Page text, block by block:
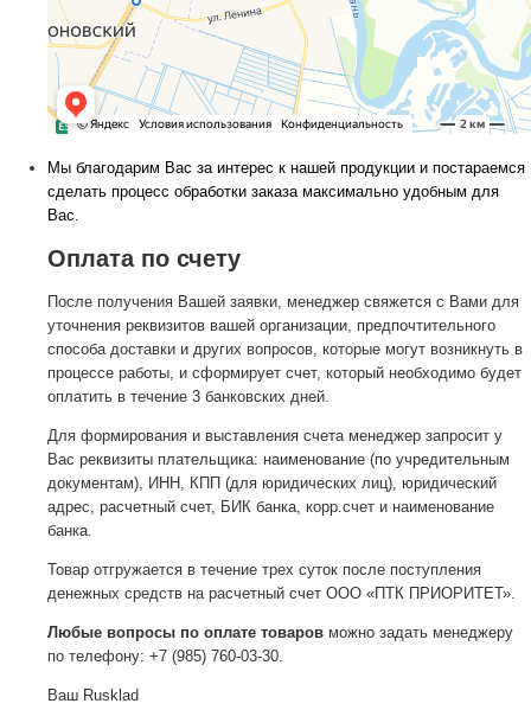
Мы благодарим Вас за интерес к нашей продукции и постараемся
сделать процесс обработки заказа максимально удобным для
Вас.
Оплата по счету
После получения Вашей заявки, менеджер свяжется с Вами для
уточнения реквизитов вашей организации, предпочтительного
способа доставки и других вопросов, которые могут возникнуть в
процессе работы, и сформирует счет, который необходимо будет
оплатить в течение 3 банковских дней.
Для формирования и выставления счета менеджер запросит у
Вас реквизиты плательщика: наименование (по учредительным
документам), ИНН, КПП (для юридических лиц), юридический
адрес, расчетный счет, БИК банка, корр.счет и наименование
банка.
Товар отгружается в течение трех суток после поступления
денежных средств на расчетный счет ООО «ПТК ПРИОРИТЕТ».
Любые вопросы по оплате товаров можно задать менеджеру
по телефону: +7 (985) 760-03-30.
Ваш Rusklad